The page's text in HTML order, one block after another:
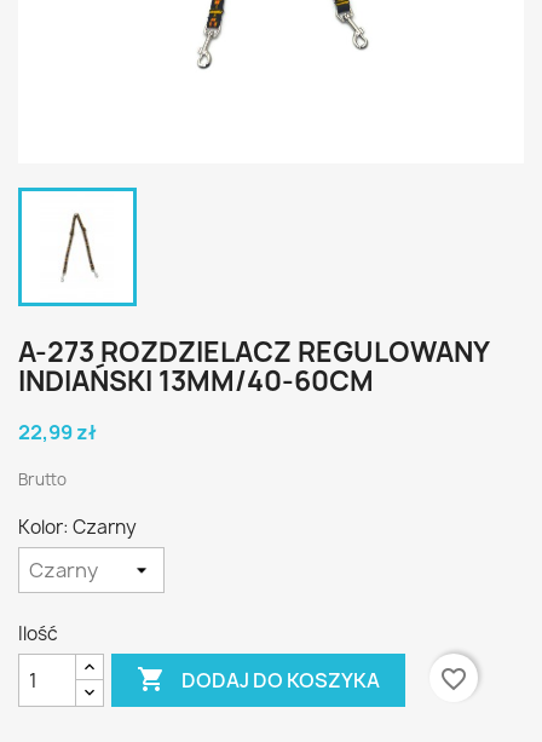
A-273 ROZDZIELACZ REGULOWANY
INDIAŃSKI 13MM/40-60CM
22,99 zł
Brutto
Kolor: Czarny
Ilość
 DODAJ DO KOSZYKA favorite_border